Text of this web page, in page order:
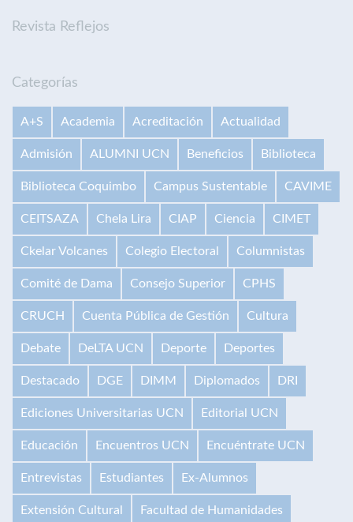
Revista Reflejos
Categorías
A+S Academia Acreditación Actualidad
Admisión ALUMNI UCN Beneficios Biblioteca
Biblioteca Coquimbo Campus Sustentable CAVIME
CEITSAZA Chela Lira CIAP Ciencia CIMET
Ckelar Volcanes Colegio Electoral Columnistas
Comité de Dama Consejo Superior CPHS
CRUCH Cuenta Pública de Gestión Cultura
Debate DeLTA UCN Deporte Deportes
Destacado DGE DIMM Diplomados DRI
Ediciones Universitarias UCN Editorial UCN
Educación Encuentros UCN Encuéntrate UCN
Entrevistas Estudiantes Ex-Alumnos
Extensión Cultural Facultad de Humanidades